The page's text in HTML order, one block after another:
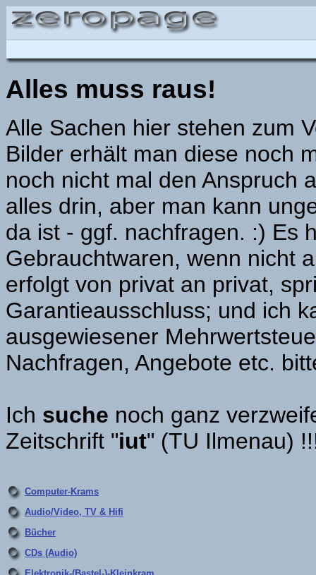
Alles muss raus!
Alle Sachen hier stehen zum
Bilder erhält man diese noch
noch nicht mal den Anspruch
alles drin, aber man kann
da ist - ggf. nachfragen. :) Es
Gebrauchtwaren, wenn nicht
erfolgt von privat an privat,
Garantieausschluss; und ich
ausgewiesener
Nachfragen, Angebote etc.
Ich suche noch ganz
Zeitschrift "iut" (TU Ilmenau)
Computer-Krams
Audio/Video, TV & Hifi
Bücher
CDs (Audio)